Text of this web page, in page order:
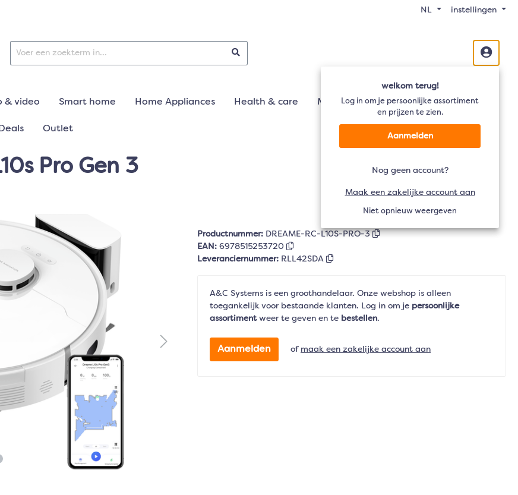
NL instellingen
welkom terug!
Log in om je persoonlijke assortiment
en prijzen te zien.
Aanmelden
Nog geen account?
Maak een zakelijke account aan
Niet opnieuw weergeven
& video Smart home Home Appliances Health & care Mobiliteit Audio TV
Outlet
Pro Gen 3
Productnummer: DREAME-RC-L10S-PRO-3
EAN: 6978515253720
Leveranciernummer: RLL42SDA
A&C Systems is een groothandelaar. Onze webshop is alleen
toegankelijk voor bestaande klanten. Log in om je persoonlijke
assortimentweer te geven en te bestellen.
Aanmelden of maak een zakelijke account aan